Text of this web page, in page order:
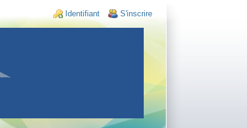
Login links
Identifiant S'inscrire